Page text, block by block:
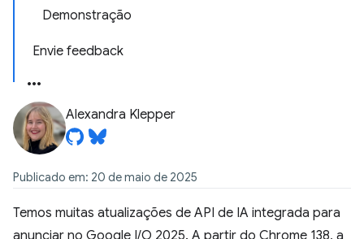
Demonstração
Envie feedback
Alexandra Klepper
Publicado em: 20 de maio de 2025
Temos muitas atualizações de API de IA integrada para
anunciar no Google I/O 2025. A partir do Chrome 138, a